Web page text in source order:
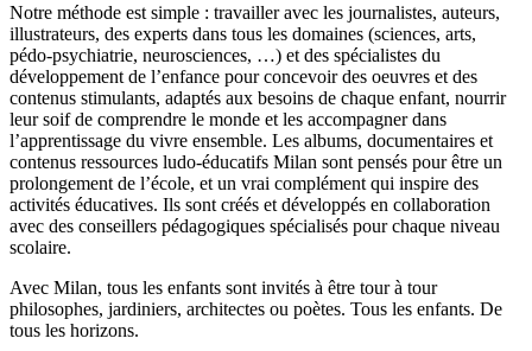
Notre méthode est simple : travailler avec les journalistes, auteurs,
illustrateurs, des experts dans tous les domaines (sciences, arts,
pédo-psychiatrie, neurosciences, …) et des spécialistes du
développement de l’enfance pour concevoir des oeuvres et des
contenus stimulants, adaptés aux besoins de chaque enfant, nourrir
leur soif de comprendre le monde et les accompagner dans
l’apprentissage du vivre ensemble. Les albums, documentaires et
contenus ressources ludo-éducatifs Milan sont pensés pour être un
prolongement de l’école, et un vrai complément qui inspire des
activités éducatives. Ils sont créés et développés en collaboration
avec des conseillers pédagogiques spécialisés pour chaque niveau
scolaire.
Avec Milan, tous les enfants sont invités à être tour à tour
philosophes, jardiniers, architectes ou poètes. Tous les enfants. De
tous les horizons.